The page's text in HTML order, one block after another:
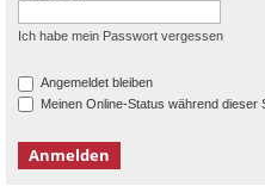
Ich habe mein Passwort vergessen
Angemeldet bleiben
Meinen Online-Status während dieser